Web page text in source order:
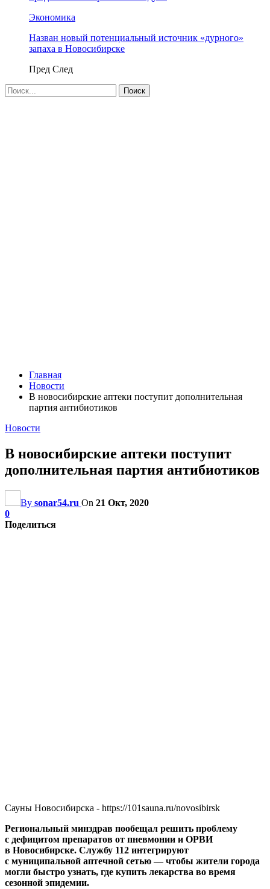
Экономика
Назван новый потенциальный источник «дурного»
запаха в Новосибирске
Пред След
Главная
Новости
В новосибирские аптеки поступит дополнительная
партия антибиотиков
Новости
В новосибирские аптеки поступит
дополнительная партия антибиотиков
By sonar54.ru On 21 Окт, 2020
0
Поделиться
Сауны Новосибирска - https://101sauna.ru/novosibirsk
Региональный минздрав пообещал решить проблему
с дефицитом препаратов от пневмонии и ОРВИ
в Новосибирске. Службу 112 интегрируют
с муниципальной аптечной сетью — чтобы жители города
могли быстро узнать, где купить лекарства во время
сезонной эпидемии.